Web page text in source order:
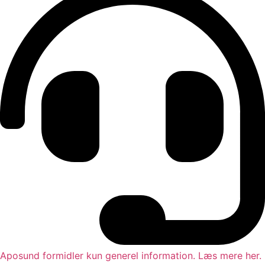
Aposund formidler kun generel information. Læs mere her.